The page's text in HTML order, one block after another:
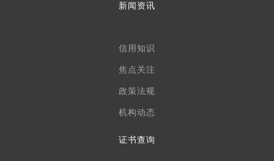
新闻资讯
信用知识
焦点关注
政策法规
机构动态
证书查询